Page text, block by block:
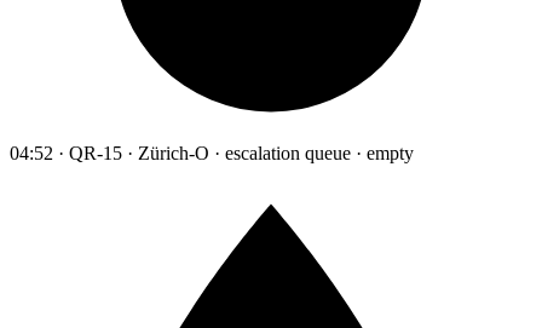
04:52 · QR-15 · Zürich-O · escalation queue · empty